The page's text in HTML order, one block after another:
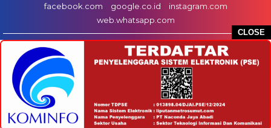
CLOSE
facebook.com
google.co.id
instagram.com
web.whatsapp.com
HOME INFO IKLAN
DISCLAIMER
HUBUNGI KAMI
REDAKSI
COPYRIGHT © 2025 LIPUTANMETROSUMUT.COM - ALL RIGHTS RESERVED